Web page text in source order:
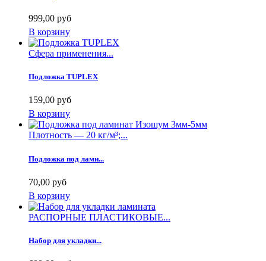
999,00 руб
В корзину
Сфера применения...
Подложка TUPLEX
159,00 руб
В корзину
Плотность — 20 кг/м³;...
Подложка под лами...
70,00 руб
В корзину
РАСПОРНЫЕ ПЛАСТИКОВЫЕ...
Набор для укладки...